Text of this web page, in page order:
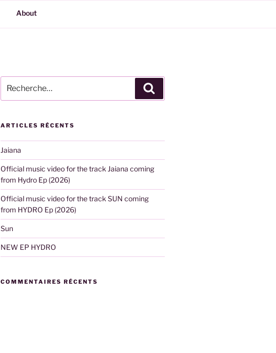
About
pour
:
ARTICLES RÉCENTS
Jaiana
Official music video for the track Jaiana coming
from Hydro Ep (2026)
Official music video for the track SUN coming
from HYDRO Ep (2026)
Sun
NEW EP HYDRO
COMMENTAIRES RÉCENTS